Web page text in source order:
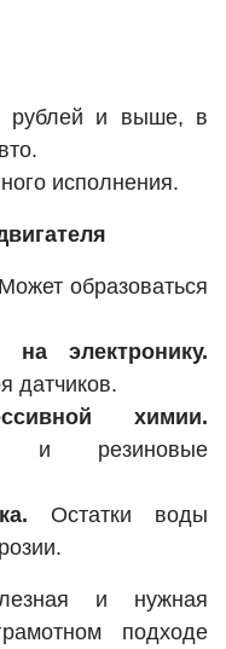
рублей и выше, в
исполнения.
Может образоваться
электронику.
датчиков.
химии.
и резиновые
Остатки воды
и нужная
подходе